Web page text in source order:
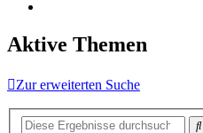
Aktive Themen
Zur erweiterten Suche